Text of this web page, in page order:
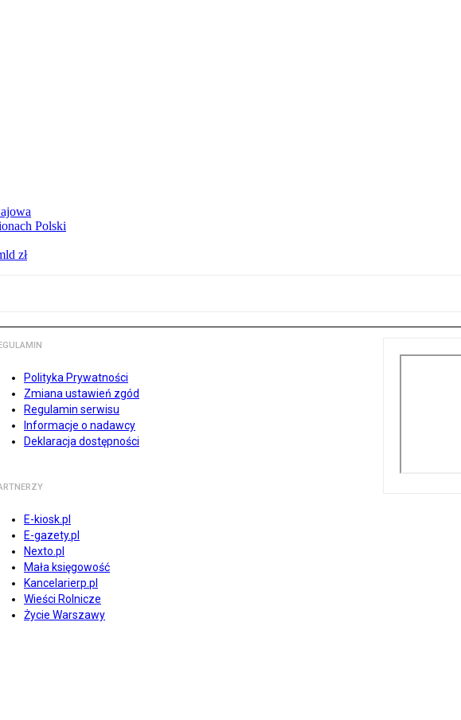
Polski
zł
Polityka Prywatności
Zmiana ustawień zgód
Regulamin serwisu
Informacje o nadawcy
Deklaracja dostępności
E-kiosk.pl
E-gazety.pl
Nexto.pl
Mała księgowość
Kancelarierp.pl
Wieści Rolnicze
Życie Warszawy